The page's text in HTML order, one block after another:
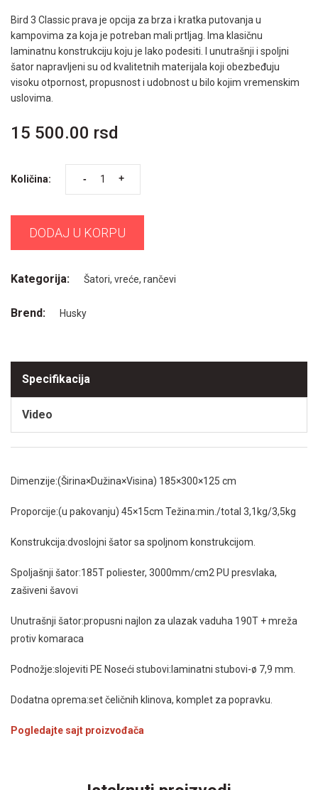
Bird 3 Classic prava je opcija za brza i kratka putovanja u
kampovima za koja je potreban mali prtljag. Ima klasičnu
laminatnu konstrukciju koju je lako podesiti. I unutrašnji i spoljni
šator napravljeni su od kvalitetnih materijala koji obezbeđuju
visoku otpornost, propusnost i udobnost u bilo kojim vremenskim
uslovima.
15 500.00 rsd
Količina: - +
DODAJ U KORPU
Kategorija: Šatori, vreće, rančevi
Brend: Husky
Specifikacija
Video
Dimenzije:(Širina×Dužina×Visina) 185×300×125 cm
Proporcije:(u pakovanju) 45×15cm Težina:min./total 3,1kg/3,5kg
Konstrukcija:dvoslojni šator sa spoljnom konstrukcijom.
Spoljašnji šator:185T poliester, 3000mm/cm2 PU presvlaka,
zašiveni šavovi
Unutrašnji šator:propusni najlon za ulazak vaduha 190T + mreža
protiv komaraca
Podnožje:slojeviti PE Noseći stubovi:laminatni stubovi-ø 7,9 mm.
Dodatna oprema:set čeličnih klinova, komplet za popravku.
Pogledajte sajt proizvođača